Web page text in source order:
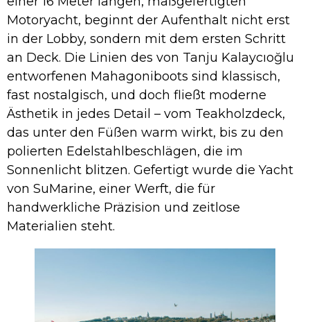
Motoryacht, beginnt der Aufenthalt nicht erst
in der Lobby, sondern mit dem ersten Schritt
an Deck. Die Linien des von Tanju Kalaycıoğlu
entworfenen Mahagoniboots sind klassisch,
fast nostalgisch, und doch fließt moderne
Ästhetik in jedes Detail – vom Teakholzdeck,
das unter den Füßen warm wirkt, bis zu den
polierten Edelstahlbeschlägen, die im
Sonnenlicht blitzen. Gefertigt wurde die Yacht
von SuMarine, einer Werft, die für
handwerkliche Präzision und zeitlose
Materialien steht.